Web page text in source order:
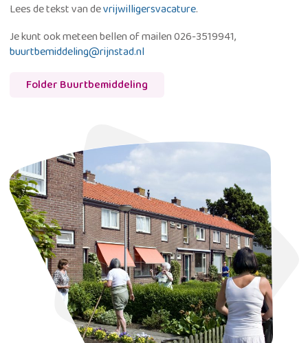
Lees de tekst van devrijwilligersvacature.
Je kunt ook meteen bellen of mailen 026-3519941,
buurtbemiddeling@rijnstad.nl
Folder Buurtbemiddeling